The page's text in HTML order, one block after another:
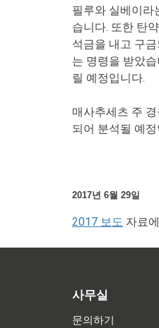
필루와 실베이라
습니다. 또한 탄
석금을 내고 구
는 명령을 받았
릴 예정입니다.
매사추세츠 주
되어 분석될 예정
2017년 6월 29일
2017 보도 자료
사무실
문의하기